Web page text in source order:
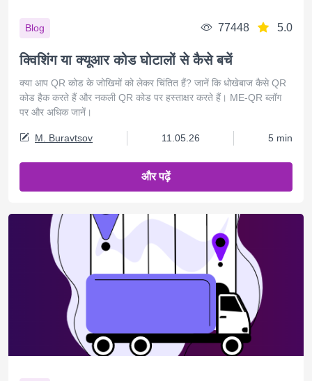
Blog 77448 5.0
क्विशिंग या क्यूआर कोड घोटालों से कैसे बचें
क्या आप QR कोड के जोखिमों को लेकर चिंतित हैं? जानें कि धोखेबाज कैसे QR
कोड हैक करते हैं और नकली QR कोड पर हस्ताक्षर करते हैं। ME-QR ब्लॉग
पर और अधिक जानें।
M. Buravtsov 11.05.26 5 min
और पढ़ें